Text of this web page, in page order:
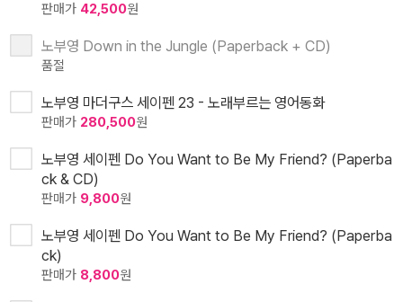
판매가 42,500원
노부영 Down in the Jungle (Paperback + CD)
품절
노부영 마더구스 세이펜 23 - 노래부르는 영어동화
판매가 280,500원
노부영 세이펜 Do You Want to Be My Friend? (Paperba
ck & CD)
판매가 9,800원
노부영 세이펜 Do You Want to Be My Friend? (Paperba
ck)
판매가 8,800원